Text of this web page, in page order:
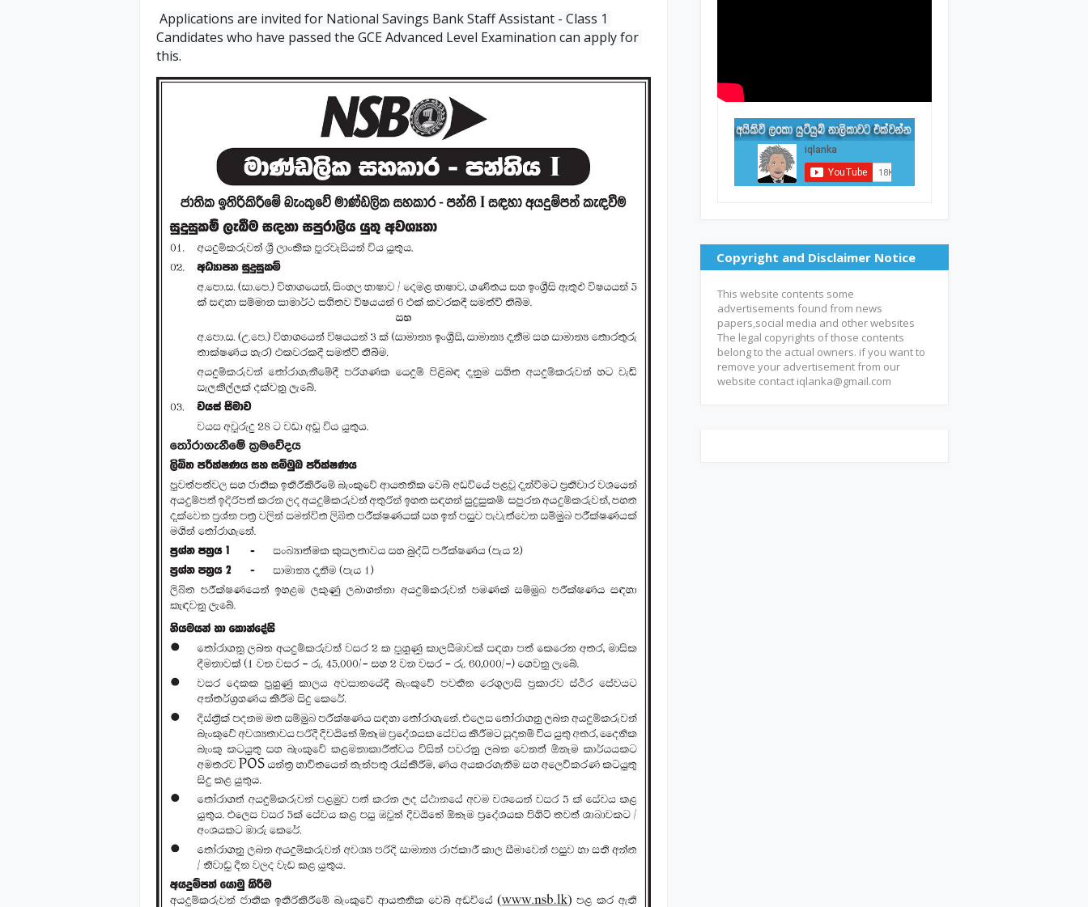
Applications are invited for National Savings Bank Staff Assistant - Class 1
Candidates who have passed the GCE Advanced Level Examination can apply for
this.
Copyright and Disclaimer Notice
This website contents some
advertisements found from news
papers,social media and other websites
The legal copyrights of those contents
belong to the actual owners. if you want to
remove your advertisement from our
website contact iqlanka@gmail.com